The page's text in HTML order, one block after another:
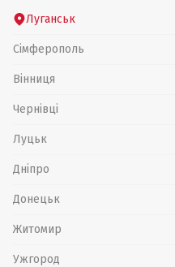
Луганськ
Сімферополь
Вінниця
Чернівці
Луцьк
Дніпро
Донецьк
Житомир
Ужгород